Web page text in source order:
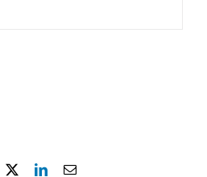
LinkedInEmail